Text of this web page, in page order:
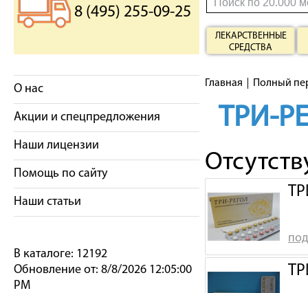
8 (495) 255-09-25
ЛЕКАРСТВЕННЫЕ
СРЕДСТВА
О нас
Акции и спецпредложения
Наши лицензии
Помощь по сайту
Наши статьи
В каталоге: 12192
Обновление от: 8/8/2026 12:05:00
PM
Главная Полный
ТРИ-